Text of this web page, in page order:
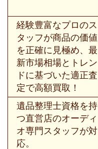
経験豊富なプロのス
タッフが商品の価値
を正確に見極め、最
新市場相場とトレン
ドに基づいた適正査
定で高額買取！
遺品整理士資格を持
つ直営店のオーディ
オ専門スタッフが対
応。